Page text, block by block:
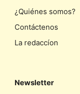
¿Quiénes somos?
Contáctenos
La redaccíon
Newsletter